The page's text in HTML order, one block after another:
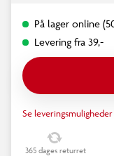
På lager online
Levering fra 39,-
Se leveringsmuligheder
365 dages returret